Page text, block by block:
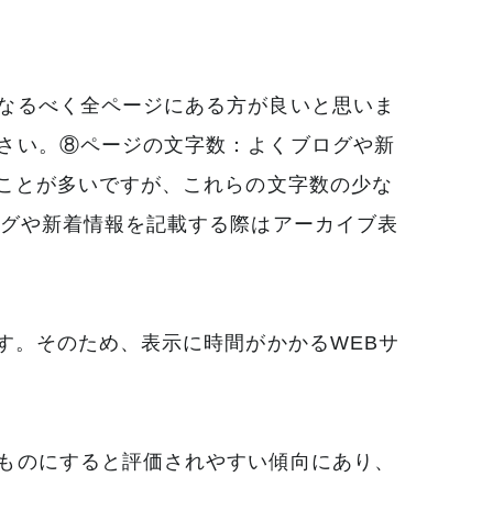
べく全ページにある方が良いと思いま
い。⑧ページの文字数：よくブログや新
とが多いですが、これらの文字数の少な
や新着情報を記載する際はアーカイブ表
そのため、表示に時間がかかるWEBサ
にすると評価されやすい傾向にあり、